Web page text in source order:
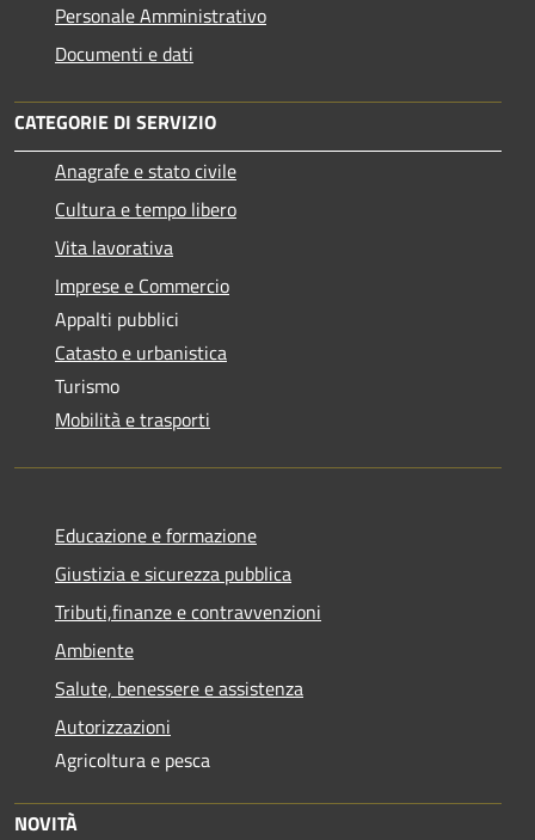
Personale Amministrativo
Documenti e dati
CATEGORIE DI SERVIZIO
Anagrafe e stato civile
Cultura e tempo libero
Vita lavorativa
Imprese e Commercio
Appalti pubblici
Catasto e urbanistica
Turismo
Mobilità e trasporti
Educazione e formazione
Giustizia e sicurezza pubblica
Tributi,finanze e contravvenzioni
Ambiente
Salute, benessere e assistenza
Autorizzazioni
Agricoltura e pesca
NOVITÀ